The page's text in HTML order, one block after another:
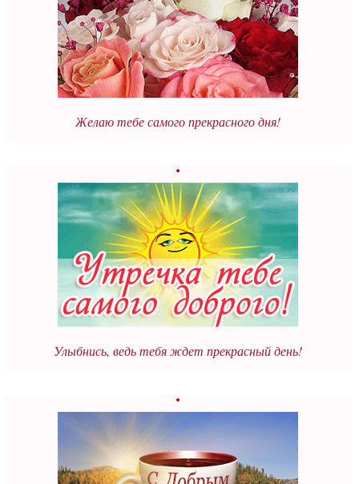
Желаю тебе самого прекрасного дня!
Улыбнись, ведь тебя ждет прекрасный день!